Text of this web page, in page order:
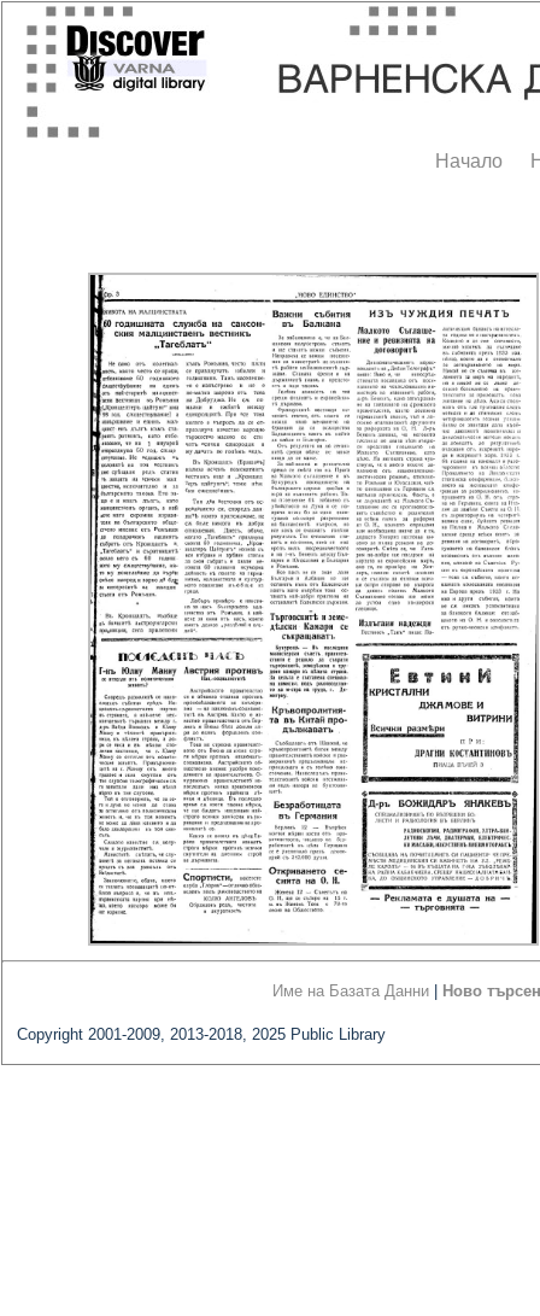
Начало
Име на Базата Данни Ново
Copyright 2001-2009, 2013-2018, 2025 Public Library